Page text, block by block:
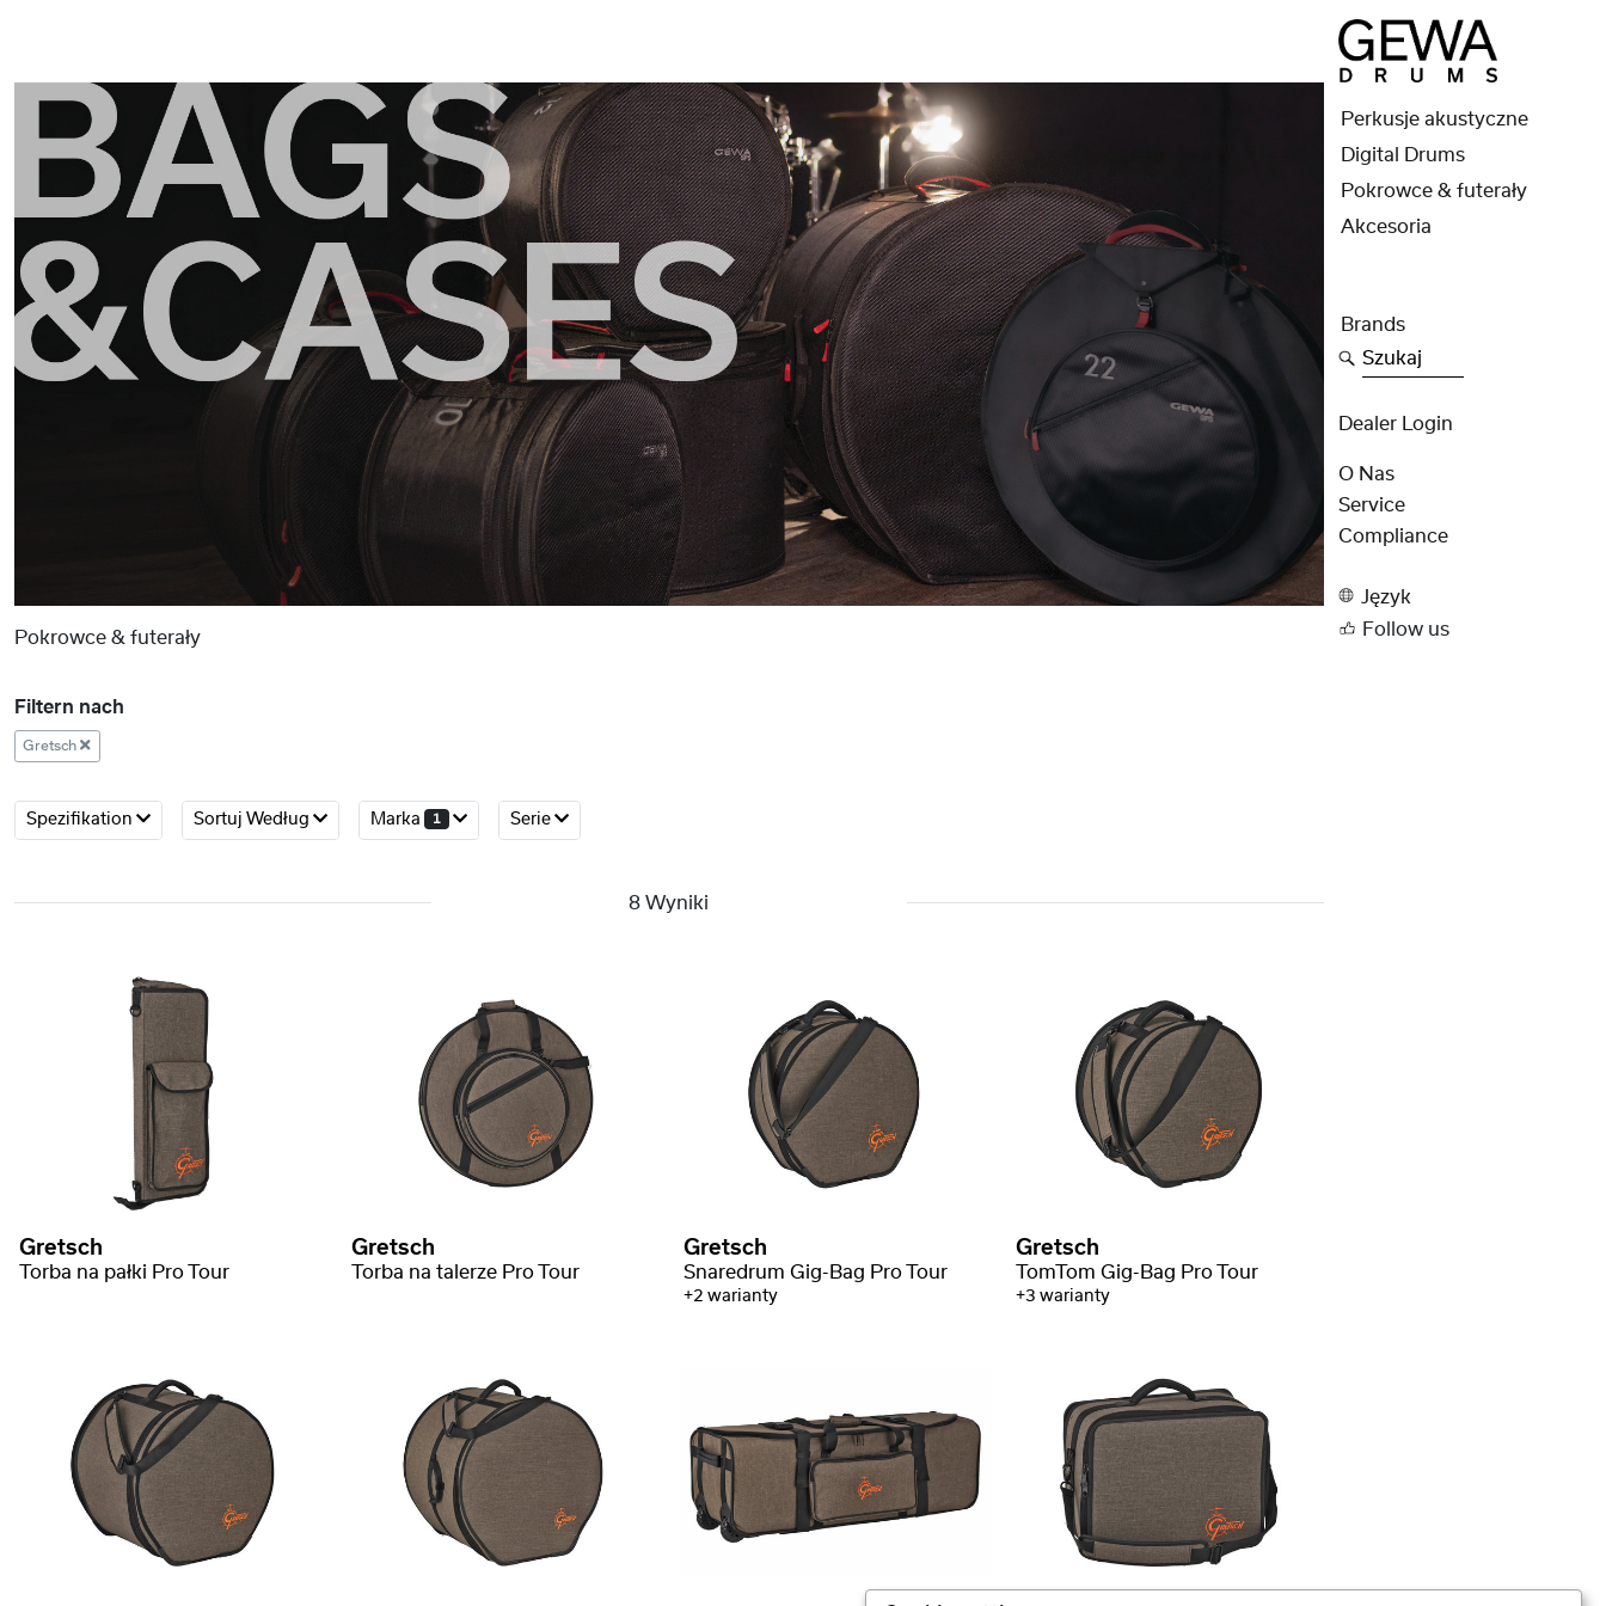
Pokrowce & futerały
Filtern nach
Gretsch
Spezifikation Sortuj Według Marka 1 Serie
8 Wyniki
Gretsch
Torba na pałki Pro Tour
Gretsch
Torba na talerze Pro Tour
Gretsch
Snaredrum Gig-Bag Pro Tour
+2 warianty
Gretsch
TomTom Gig-Bag Pro Tour
+3 warianty
Perkusje akustyczne
Digital Drums
Pokrowce & futerały
Akcesoria
Brands
Szukaj
Dealer Login
O Nas
Service
Compliance
Język
Follow us